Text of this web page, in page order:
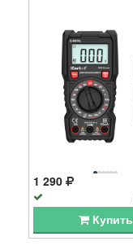
1 290
Купить